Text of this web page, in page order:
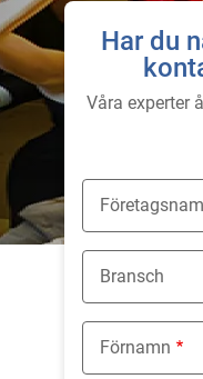
Har du
Våra experter
Bransch
Nothing
Förnamn